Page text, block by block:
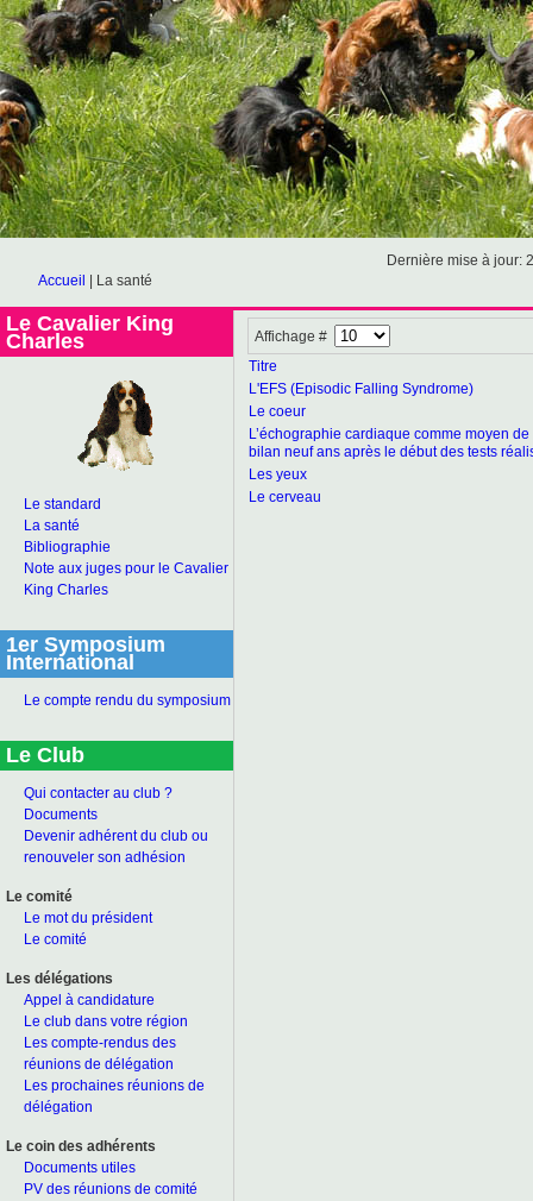
Accueil La santé
Dernière mise à jour:
Le Cavalier King
Charles
Le standard
La santé
Bibliographie
Note aux juges pour le Cavalier
King Charles
1er Symposium
International
Le compte rendu du symposium
Le Club
Qui contacter au club ?
Documents
Devenir adhérent du club ou
renouveler son adhésion
Le comité
Le mot du président
Le comité
Les délégations
Appel à candidature
Le club dans votre région
Les compte-rendus des
réunions de délégation
Les prochaines réunions de
délégation
Le coin des adhérents
Documents utiles
PV des réunions de comité
Affichage #
Titre
L'EFS (Episodic Falling Syndrome)
Le coeur
L’échographie cardiaque comme moyen
bilan neuf ans après le début des tests
Les yeux
Le cerveau